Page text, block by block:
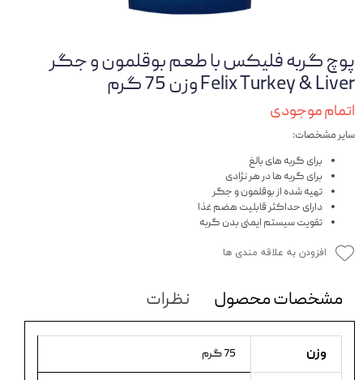
پوچ گربه فلیکس با طعم بوقلمون و جگر
Felix Turkey & Liver وزن 75 گرم
اتمام موجودی
سایر مشخصات:
برای گربه های بالغ
برای گربه ها در هر نژادی
تهیه شده از بوقلمون و جگر
دارای حداکثر قابلیت هضم غذا
تقویت سیستم ایمنی بدن گربه
افزودن به علاقه مندی ها
مشخصات محصول نظرات
وزن 75 گرم